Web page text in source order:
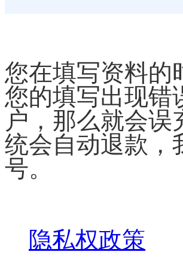
您在填写资料的
您的填写出现错
户，那么就会
统会自动退款，
号。
隐私权政策